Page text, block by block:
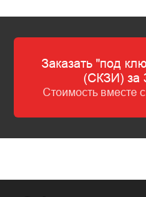
Заказать "под
(СКЗИ) за
Стоимость вместе